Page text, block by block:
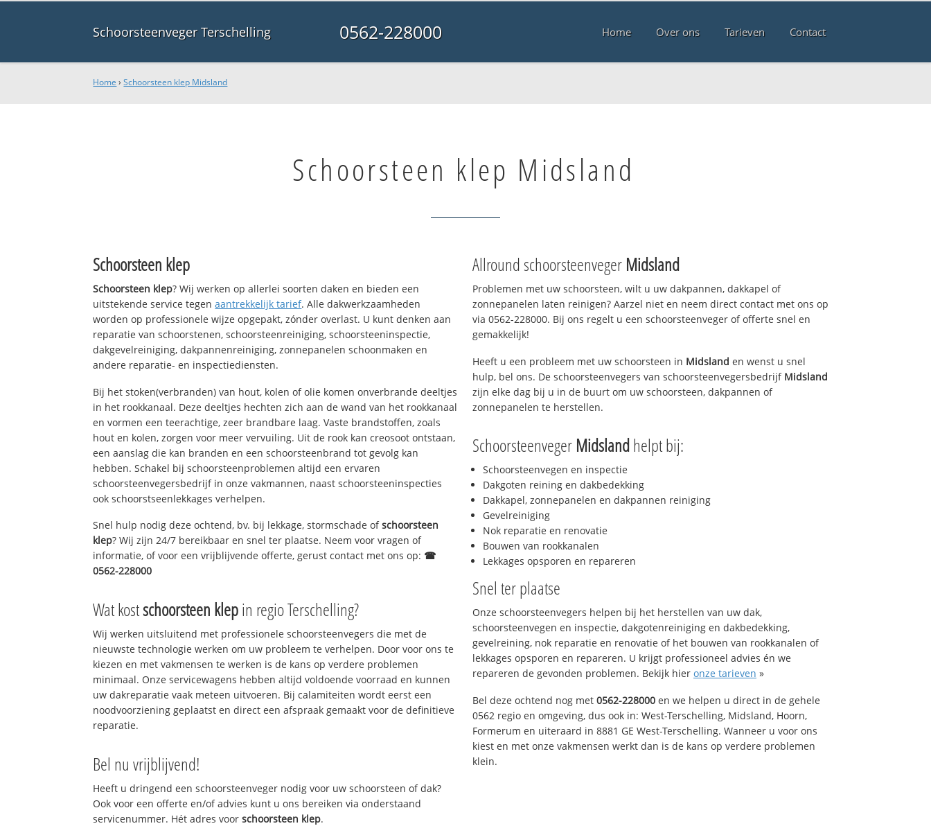
Schoorsteenveger Terschelling 0562-228000 Home Over ons Tarieven Contact
Home ›Schoorsteen klep Midsland
Schoorsteen klep Midsland
Schoorsteen klep
Schoorsteen klep? Wij werken op allerlei soorten daken en bieden een
uitstekende service tegenaantrekkelijk tarief. Alle dakwerkzaamheden
worden op professionele wijze opgepakt, zónder overlast. U kunt denken aan
reparatie van schoorstenen, schoorsteenreiniging, schoorsteeninspectie,
dakgevelreiniging, dakpannenreiniging, zonnepanelen schoonmaken en
andere reparatie- en inspectiediensten.
Bij het stoken(verbranden) van hout, kolen of olie komen onverbrande deeltjes
in het rookkanaal. Deze deeltjes hechten zich aan de wand van het rookkanaal
en vormen een teerachtige, zeer brandbare laag. Vaste brandstoffen, zoals
hout en kolen, zorgen voor meer vervuiling. Uit de rook kan creosoot ontstaan,
een aanslag die kan branden en een schoorsteenbrand tot gevolg kan
hebben. Schakel bij schoorsteenproblemen altijd een ervaren
schoorsteenvegersbedrijf in onze vakmannen, naast schoorsteeninspecties
ook schoorstseenlekkages verhelpen.
Snel hulp nodig deze ochtend, bv. bij lekkage, stormschade ofschoorsteen
klep? Wij zijn 24/7 bereikbaar en snel ter plaatse. Neem voor vragen of
informatie, of voor een vrijblijvende offerte, gerust contact met ons op: ☎
0562-228000
Wat kostschoorsteen klepin regio Terschelling?
Wij werken uitsluitend met professionele schoorsteenvegers die met de
nieuwste technologie werken om uw probleem te verhelpen. Door voor ons te
kiezen en met vakmensen te werken is de kans op verdere problemen
minimaal. Onze servicewagens hebben altijd voldoende voorraad en kunnen
uw dakreparatie vaak meteen uitvoeren. Bij calamiteiten wordt eerst een
noodvoorziening geplaatst en direct een afspraak gemaakt voor de definitieve
reparatie.
Bel nu vrijblijvend!
Heeft u dringend een schoorsteenveger nodig voor uw schoorsteen of dak?
Ook voor een offerte en/of advies kunt u ons bereiken via onderstaand
servicenummer. Hét adres voorschoorsteen klep.
Allround schoorsteenveger Midsland
Problemen met uw schoorsteen, wilt u uw dakpannen, dakkapel of
zonnepanelen laten reinigen? Aarzel niet en neem direct contact met ons op
via 0562-228000. Bij ons regelt u een schoorsteenveger of offerte snel en
gemakkelijk!
Heeft u een probleem met uw schoorsteen in Midsland en wenst u snel
hulp, bel ons. De schoorsteenvegers van schoorsteenvegersbedrijf Midsland
zijn elke dag bij u in de buurt om uw schoorsteen, dakpannen of
zonnepanelen te herstellen.
Schoorsteenveger Midslandhelpt bij:
Schoorsteenvegen en inspectie
Dakgoten reining en dakbedekking
Dakkapel, zonnepanelen en dakpannen reiniging
Gevelreiniging
Nok reparatie en renovatie
Bouwen van rookkanalen
Lekkages opsporen en repareren
Snel ter plaatse
Onze schoorsteenvegers helpen bij het herstellen van uw dak,
schoorsteenvegen en inspectie, dakgotenreiniging en dakbedekking,
gevelreining, nok reparatie en renovatie of het bouwen van rookkanalen of
lekkages opsporen en repareren. U krijgt professioneel advies én we
repareren de gevonden problemen. Bekijk hier onze tarieven »
Bel deze ochtend nog met 0562-228000 en we helpen u direct in de gehele
0562 regio en omgeving, dus ook in: West-Terschelling, Midsland, Hoorn,
Formerum en uiteraard in 8881 GE West-Terschelling. Wanneer u voor ons
kiest en met onze vakmensen werkt dan is de kans op verdere problemen
klein.